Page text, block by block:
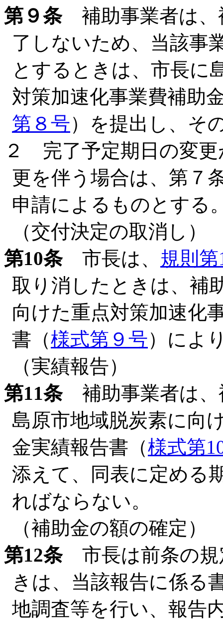
第９条補助事業者は、
了しないため、当該事
とするときは、市長に
対策加速化事業費補助
第８号）を提出し、そ
２ 完了予定期日の変更
更を伴う場合は、第７
申請によるものとする
（交付決定の取消し）
第10条市長は、 規則第
取り消したときは、補
向けた重点対策加速化
書（様式第９号）によ
（実績報告）
第11条補助事業者は、
島原市地域脱炭素に向
金実績報告書（様式第
添えて、同表に定める
ればならない。
（補助金の額の確定）
第12条市長は前条の規
きは、当該報告に係る
地調査等を行い、報告